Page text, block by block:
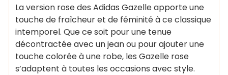
La version rose des Adidas Gazelle apporte une
touche de fraîcheur et de féminité à ce classique
intemporel. Que ce soit pour une tenue
décontractée avec un jean ou pour ajouter une
touche colorée à une robe, les Gazelle rose
s’adaptent à toutes les occasions avec style.